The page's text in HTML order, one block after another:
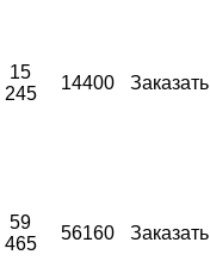
15
245
14400 Заказать
59
465
56160 Заказать